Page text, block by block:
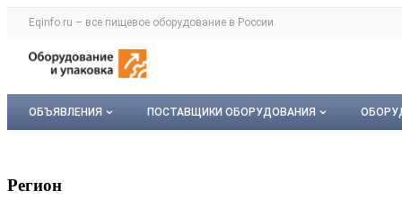
Раздел навигации по сайту eqinfo.ru
Eqinfo.ru – все пищевое оборудование в России.
Авторизация и меню пользователя
Навигация по разделам сайта eqinfo.ru
ОБЪЯВЛЕНИЯ
Мои объявления
ПОСТАВЩИКИ ОБОРУДОВАНИЯ
В Прикамье зафиксирован 20% рост
Фильтры
Регион